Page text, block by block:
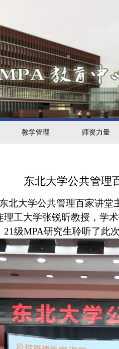
教学管理 师资力量
东北大学公共管理
东北大学公共管理百家讲
工大学张锐昕教授，学
21级MPA研究生聆听了此次